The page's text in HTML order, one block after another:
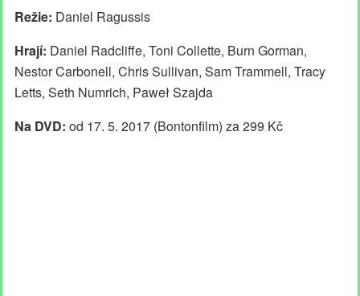
Režie: Daniel Ragussis
Hrají: Daniel Radcliffe, Toni Collette, Burn Gorman,
Nestor Carbonell, Chris Sullivan, Sam Trammell, Tracy
Letts, Seth Numrich, Paweł Szajda
Na DVD: od 17. 5. 2017 (Bontonfilm) za 299 Kč